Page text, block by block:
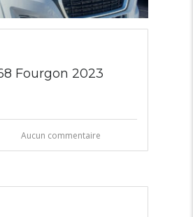
Fourgon 2023
Aucun commentaire